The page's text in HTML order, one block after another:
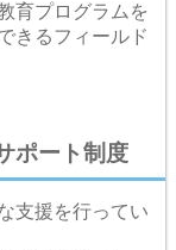
育プログラムを
きるフィールド
ポート制度
支援を行ってい